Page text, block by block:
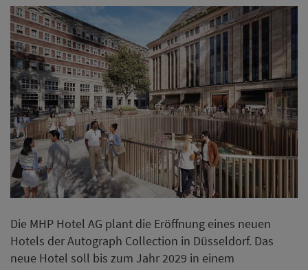
Die MHP Hotel AG plant die Eröffnung eines neuen
Hotels der Autograph Collection in Düsseldorf. Das
neue Hotel soll bis zum Jahr 2029 in einem